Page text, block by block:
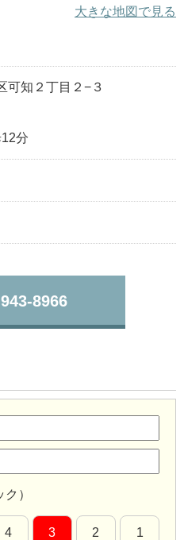
大きな地図で見る
可知２丁目２−３
分
8966
）
4 3 2 1